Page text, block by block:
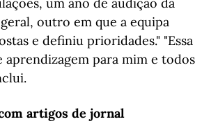
outro em que a equipa
e definiu prioridades." "Essa
aprendizagem para mim e todos
artigos de jornal